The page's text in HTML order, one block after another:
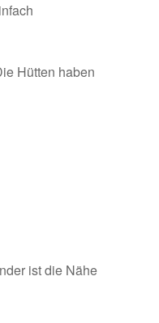
Hütten haben
ist die Nähe